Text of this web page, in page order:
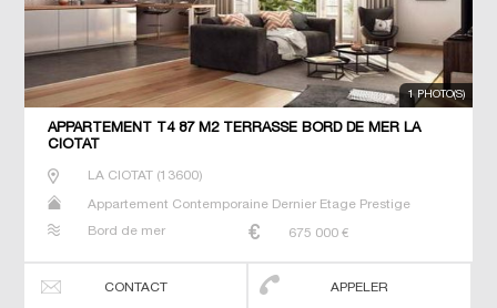
1 PHOTO(S)
APPARTEMENT T4 87 M2 TERRASSE BORD DE MER LA
CIOTAT
LA CIOTAT(13600)
Appartement Contemporaine Dernier Etage Prestige
Bord de mer
675 000 €
CONTACT APPELER